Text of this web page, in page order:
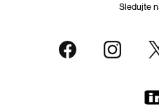
Sledujte